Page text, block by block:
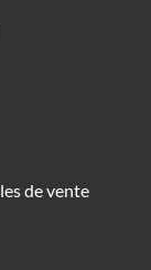
de vente